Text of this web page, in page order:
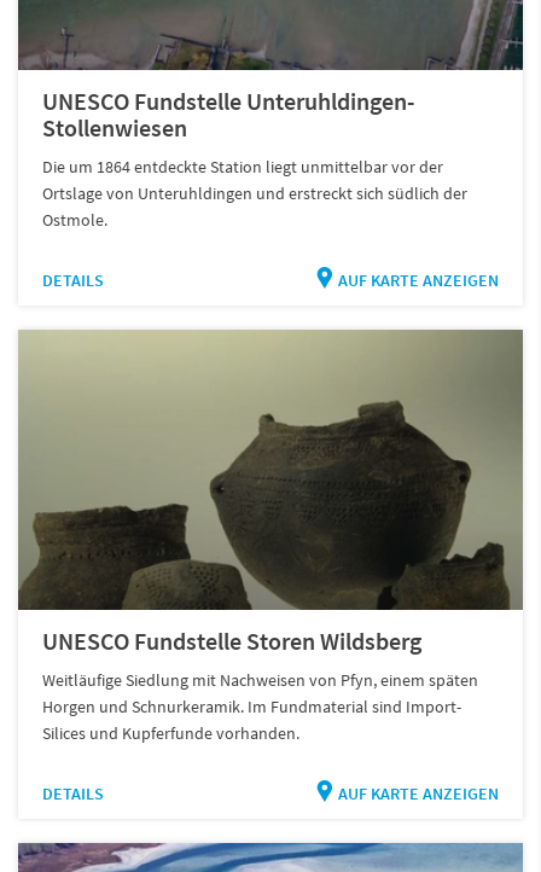
UNESCO Fundstelle Unteruhldingen-
Stollenwiesen
Die um 1864 entdeckte Station liegt unmittelbar vor der
Ortslage von Unteruhldingen und erstreckt sich südlich der
Ostmole.
DETAILS AUF KARTE ANZEIGEN
UNESCO Fundstelle Storen Wildsberg
Weitläufige Siedlung mit Nachweisen von Pfyn, einem späten
Horgen und Schnurkeramik. Im Fundmaterial sind Import-
Silices und Kupferfunde vorhanden.
DETAILS AUF KARTE ANZEIGEN